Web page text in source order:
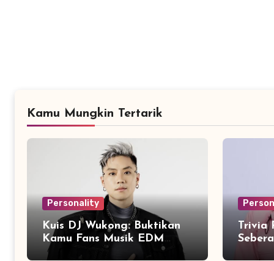
Kamu Mungkin Tertarik
Personality
Kuis DJ Wukong: Buktikan
Kamu Fans Musik EDM
Sejati!
Trivia